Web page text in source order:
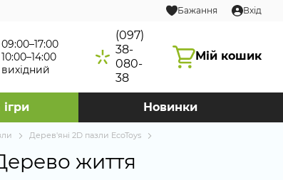
Бажання Вхід
09:00–17:00
10:00–14:00
вихідний
(097)
38-
080-
38
Мій кошик
Новинки
Дерев'яні 2D пазли EcoToys
життя